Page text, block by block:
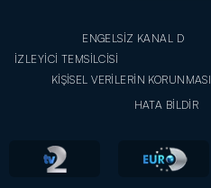
ENGELSİZ KANAL D
İZLEYİCİ TEMSİLCİSİ
KİŞİSEL VERİLERİN KORUNMASI
HATA BİLDİR